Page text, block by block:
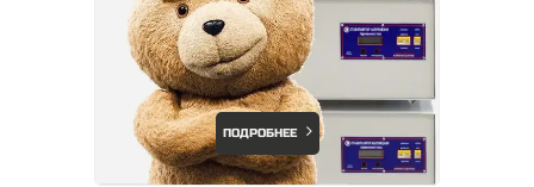
ПОДРОБНЕЕ